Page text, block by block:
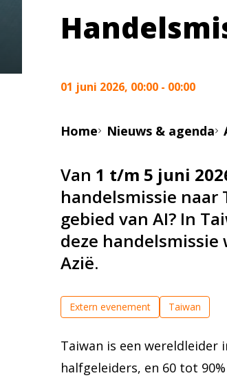
01 juni 2026, 00:00 - 00:00
Home Nieuws & agenda
Van 1 t/m 5 juni
handelsmissie naar
gebied van AI? In
deze handelsmissie
Azië.
Extern evenement Taiwan
Taiwan is een wereldleider
halfgeleiders, en 60 tot